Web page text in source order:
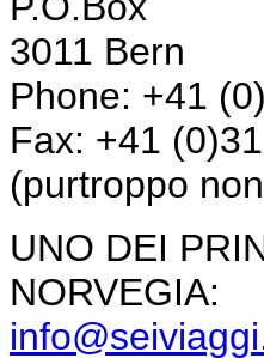
3011 Bern
Phone: +41
Fax: +41
(purtroppo
UNO DEI
NORVEGIA: